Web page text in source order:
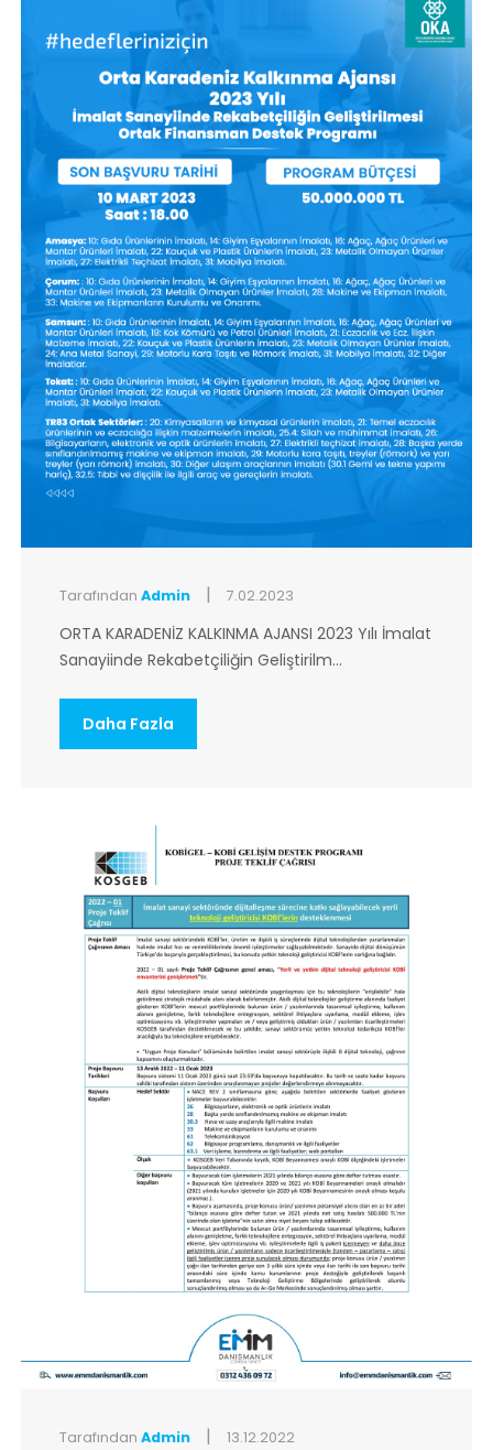
Tarafından Admin | 7.02.2023
ORTA KARADENİZ KALKINMA AJANSI 2023 Yılı İmalat
Sanayiinde Rekabetçiliğin Geliştirilm...
Daha Fazla
Tarafından Admin | 13.12.2022